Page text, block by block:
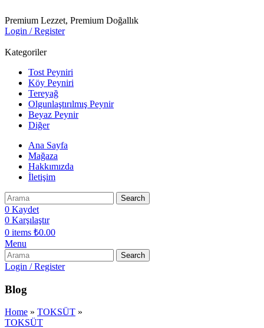
Premium Lezzet, Premium Doğallık
Login / Register
Kategoriler
Tost Peyniri
Köy Peyniri
Tereyağ
Olgunlaştırılmış Peynir
Beyaz Peynir
Diğer
Ana Sayfa
Mağaza
Hakkımızda
İletişim
Search
0 Kaydet
0 Karşılaştır
0 items ₺0.00
Menu
Search
Login / Register
Blog
Home » TOKSÜT »
TOKSÜT